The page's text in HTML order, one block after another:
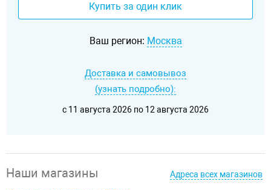
Купить за один клик
Ваш регион: Москва
Доставка и самовывоз
(узнать подробно):
c 11 августа 2026 по 12 августа 2026
Наши магазины Адреса всех магазинов